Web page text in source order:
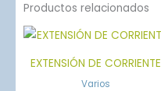
Productos relacionados
EXTENSIÓN DE CORRIENTE
Varios